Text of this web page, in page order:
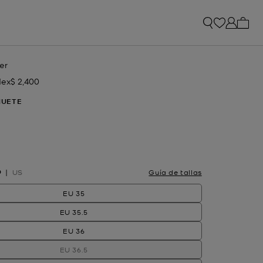
2,400
US Guía de tallas
EU 35
EU 35.5
EU 36
EU 36.5